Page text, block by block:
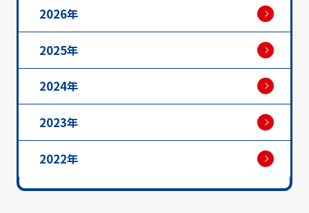
2026年
2025年
2024年
2023年
2022年